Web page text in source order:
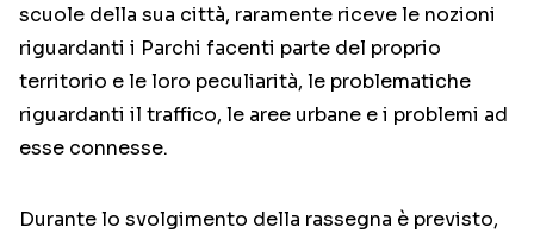
scuole della sua città, raramente riceve le nozioni
riguardanti i Parchi facenti parte del proprio
territorio e le loro peculiarità, le problematiche
riguardanti il traffico, le aree urbane e i problemi ad
esse connesse.
Durante lo svolgimento della rassegna è previsto,